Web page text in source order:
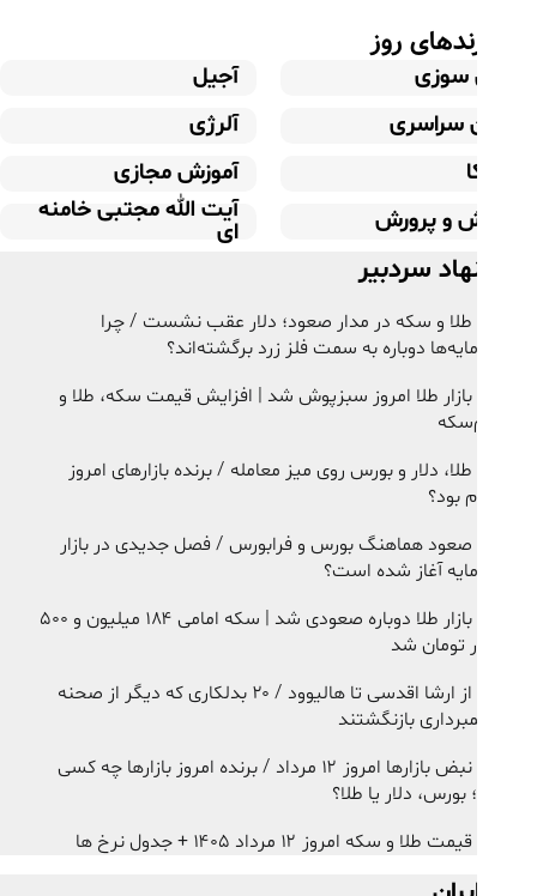
روز
سوزی
سراسری
آموزش مجازی
و پرورش
آیت الله مجتبی خامنه
سردبیر
طلا و سکه در مدار صعود؛ دلار عقب نشست / چرا
دوباره به سمت فلز زرد برگشته‌اند؟
بازار طلا امروز سبزپوش شد | افزایش قیمت سکه، طلا و
طلا، دلار و بورس روی میز معامله / برنده بازارهای امروز
صعود هماهنگ بورس و فرابورس / فصل جدیدی در بازار
آغاز شده است؟
بازار طلا دوباره صعودی شد | سکه امامی ۱۸۴ میلیون و ۵۰۰
تومان شد
از ارشا اقدسی تا هالیوود / ۲۰ بدلکاری که دیگر از صحنه
بازنگشتند
نبض بازارها امروز ۱۲ مرداد / برنده امروز بازارها چه کسی
بورس، دلار یا طلا؟
قیمت طلا و سکه امروز ۱۲ مرداد ۱۴۰۵ + جدول نرخ ها